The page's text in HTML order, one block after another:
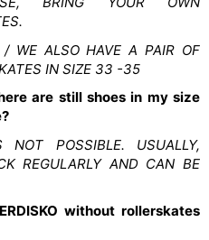
WE ALSO HAVE A PAIR OF
IN SIZE 33 -35
are still shoes in my size
NOT POSSIBLE. USUALLY,
REGULARLY AND CAN BE
without rollerskates